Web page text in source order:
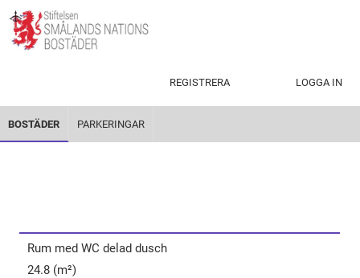
REGISTRERA LOGGA IN
BOSTÄDER PARKERINGAR
Rum​ ​med​ ​WC​ ​delad ​dusch
24.8 (m²)